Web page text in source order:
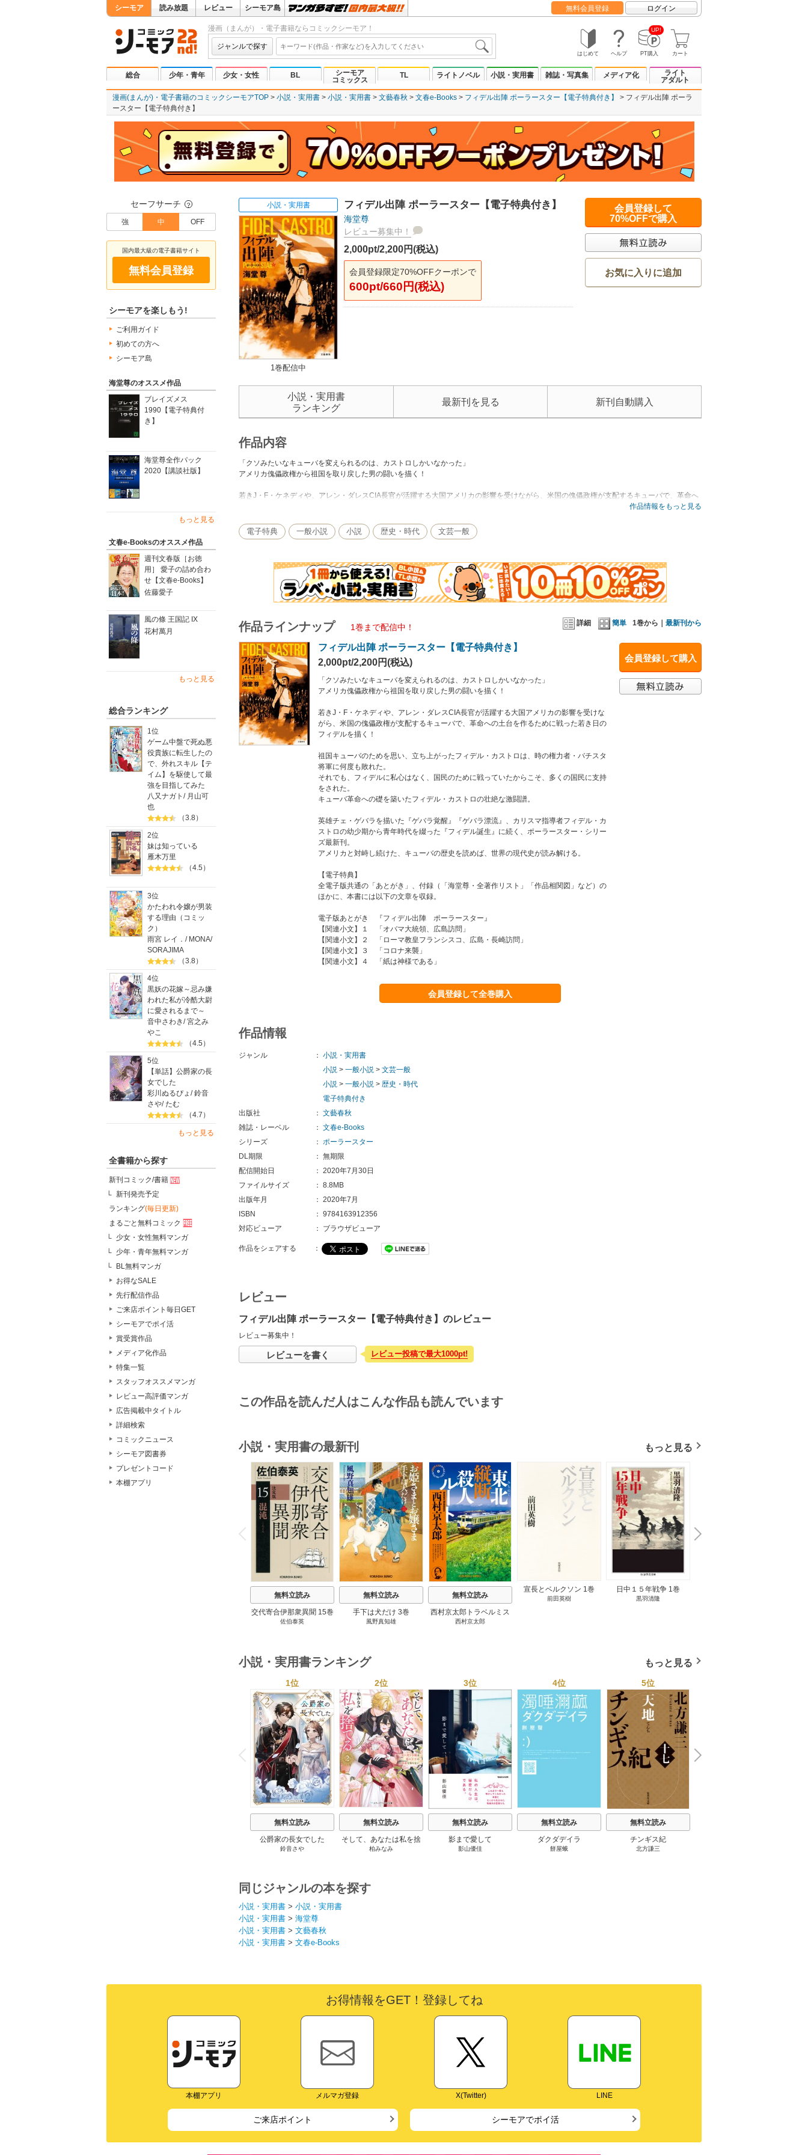
シーモア 読み放題 レビュー シーモア島 無料会員登録 ログイン
漫画（まんが）・電子書籍ならコミックシーモア！
ジャンルで探す
はじめて ヘルプ
UP!
PT購入 カート
総合 少年・青年 少女・女性 BL
シーモア
コミックス
TL ライトノベル 小説・実用書 雑誌・写真集 メディア化
ライト
アダルト
漫画(まんが)・電子書籍のコミックシーモアTOP 小説・実用書 小説・実用書 文藝春秋 文春e-Books フィデル出陣 ポーラースター【電子特典付き】
フィデル出陣 ポーラ
ースター【電子特典付き】
セーフサーチ ？
強 中 OFF
国内最大級の電子書籍サイト
無料会員登録
シーモアを楽しもう!
ご利用ガイド
初めての方へ
シーモア島
海堂尊のオススメ作品
ブレイズメス
1990【電子特典付
き】
海堂尊全作パック
2020【講談社版】
もっと見る
文春e-Booksのオススメ作品
週刊文春版［お徳
用］ 愛子の詰め合わ
せ【文春e-Books】
佐藤愛子
風の條 王国記 IX
花村萬月
もっと見る
総合ランキング
1位
ゲーム中盤で死ぬ悪
役貴族に転生したの
で、外れスキル【テ
イム】を駆使して最
強を目指してみた
八又ナガト / 月山可
也
（3.8）
2位
妹は知っている
雁木万里
（4.5）
3位
かたわれ令嬢が男装
する理由（コミッ
ク）
雨宮 レイ． / MONA/
SORAJIMA
（3.8）
4位
黒妖の花嫁～忌み嫌
われた私が冷酷大尉
に愛されるまで～
音中さわき/宮之み
やこ
（4.5）
5位
【単話】公爵家の長
女でした
彩川ぬるぴょ /鈴音
さや/たむ
（4.7）
もっと見る
全書籍から探す
新刊コミック/書籍
新刊発売予定
ランキング(毎日更新)
まるごと無料コミック
少女・女性無料マンガ
少年・青年無料マンガ
BL無料マンガ
お得なSALE
先行配信作品
ご来店ポイント毎日GET
シーモアでポイ活
賞受賞作品
メディア化作品
特集一覧
スタッフオススメマンガ
レビュー高評価マンガ
広告掲載中タイトル
詳細検索
コミックニュース
シーモア図書券
プレゼントコード
本棚アプリ
小説・実用書
1巻配信中
フィデル出陣 ポーラースター【電子特典付き】
海堂尊
レビュー募集中！
2,000pt/2,200円(税込)
会員登録限定70%OFFクーポンで
600pt/660円(税込)
会員登録して
70%OFFで購入
お気に入りに追加
小説・実用書
ランキング
最新刊を見る 新刊自動購入
作品内容
「クソみたいなキューバを変えられるのは、カストロしかいなかった」
アメリカ傀儡政権から祖国を取り戻した男の闘いを描く！
若きJ・F・ケネディや、アレン・ダレスCIA長官が活躍する大国アメリカの影響を受けながら、米国の傀儡政権が支配するキューバで、革命へ
祖国キューバのためを思い、立ち上がったフィデル・カストロは、時の権力者・バチスタ将軍に何度も敗れた。
それでも、フィデルに私心はなく、国民のために戦っていたからこそ、多くの国民に支持をされた。
英雄チェ・ゲバラを描いた『ゲバラ覚醒』『ゲバラ漂流』、カリスマ指導者フィデル・カストロの幼少期から青年時代を綴った『フィデル誕
生』に続く、ポーラースター・シリーズ最新刊。
アメリカと対峙し続けた、キューバの歴史を読めば、世界の現代史が読み解ける。
全電子版共通の「あとがき」、付録（「海堂尊・全著作リスト」「作品相関図」など）のほかに、本書には以下の文章を収録。
電子版あとがき 『フィデル出陣 ポーラースター』
【関連小文】１ 「オバマ大統領、広島訪問」
【関連小文】２ 「ローマ教皇フランシスコ、広島・長崎訪問」
【関連小文】３ 「コロナ来襲」
【関連小文】４ 「紙は神様である」
作品情報をもっと見る
電子特典 一般小説 小説 歴史・時代 文芸一般
詳細 簡単 1巻から｜ 最新刊から
作品ラインナップ 1巻まで配信中！
会員登録して購入
フィデル出陣 ポーラースター【電子特典付き】
2,000pt/2,200円(税込)
「クソみたいなキューバを変えられるのは、カストロしかいなかった」
アメリカ傀儡政権から祖国を取り戻した男の闘いを描く！
若きJ・F・ケネディや、アレン・ダレスCIA長官が活躍する大国アメリカの影響を受けな
がら、米国の傀儡政権が支配するキューバで、革命への土台を作るために戦った若き日の
フィデルを描く！
祖国キューバのためを思い、立ち上がったフィデル・カストロは、時の権力者・バチスタ
将軍に何度も敗れた。
それでも、フィデルに私心はなく、国民のために戦っていたからこそ、多くの国民に支持
をされた。
キューバ革命への礎を築いたフィデル・カストロの壮絶な激闘譜。
英雄チェ・ゲバラを描いた『ゲバラ覚醒』『ゲバラ漂流』、カリスマ指導者フィデル・カ
ストロの幼少期から青年時代を綴った『フィデル誕生』に続く、ポーラースター・シリー
ズ最新刊。
アメリカと対峙し続けた、キューバの歴史を読めば、世界の現代史が読み解ける。
【電子特典】
全電子版共通の「あとがき」、付録（「海堂尊・全著作リスト」「作品相関図」など）の
ほかに、本書には以下の文章を収録。
電子版あとがき 『フィデル出陣 ポーラースター』
【関連小文】１ 「オバマ大統領、広島訪問」
【関連小文】２ 「ローマ教皇フランシスコ、広島・長崎訪問」
【関連小文】３ 「コロナ来襲」
【関連小文】４ 「紙は神様である」
会員登録して全巻購入
作品情報
ジャンル ： 小説・実用書
小説 > 一般小説 > 文芸一般
小説 > 一般小説 > 歴史・時代
電子特典付き
出版社
： 文藝春秋
雑誌・レーベル
： 文春e-Books
シリーズ
： ポーラースター
DL期限
： 無期限
配信開始日
： 2020年7月30日
ファイルサイズ
： 8.8MB
出版年月
： 2020年7月
ISBN
： 9784163912356
対応ビューア
： ブラウザビューア
作品をシェアする ：
レビュー
フィデル出陣 ポーラースター【電子特典付き】のレビュー
レビュー募集中！
レビューを書く レビュー投稿で最大1000pt!
この作品を読んだ人はこんな作品も読んでいます
小説・実用書の最新刊 もっと見る
P
r
e
i
o
u
s
無料立読み
交代寄合伊那衆異聞 15巻
佐伯泰英
無料立読み
手下は犬だけ 3巻
風野真知雄
無料立読み
西村京太郎トラベルミス
テリー・セレクション 2
西村京太郎
宣長とベルクソン 1巻
前田英樹
日中１５年戦争 1巻
黒羽清隆
N
e
x
t
小説・実用書ランキング もっと見る
P
r
e
v
i
o
u
s
1位
無料立読み
公爵家の長女でした
鈴音さや
2位
無料立読み
そして、あなたは私を捨
てる
柏みなみ
3位
無料立読み
影まで愛して
影山優佳
4位
無料立読み
ダクダデイラ
餅屋蛾
5位
無料立読み
チンギス紀
北方謙三
N
x
同じジャンルの本を探す
小説・実用書 > 小説・実用書
小説・実用書 > 海堂尊
小説・実用書 > 文藝春秋
小説・実用書 > 文春e-Books
お得情報をGET！登録してね
本棚アプリ メルマガ登録 X(Twitter) LINE
ご来店ポイント シーモアでポイ活